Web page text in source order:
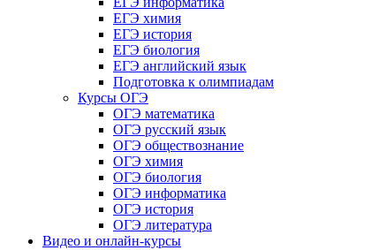
ЕГЭ химия
ЕГЭ история
ЕГЭ биология
ЕГЭ английский язык
Подготовка к олимпиадам
Курсы ОГЭ
ОГЭ математика
ОГЭ русский язык
ОГЭ обществознание
ОГЭ химия
ОГЭ биология
ОГЭ информатика
ОГЭ история
ОГЭ литература
Видео и онлайн-курсы